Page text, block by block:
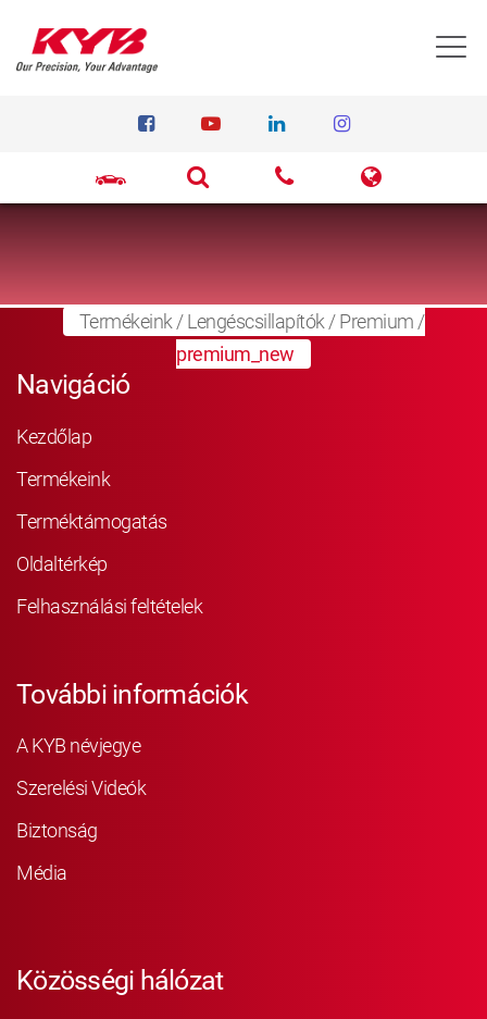
Termékeink /Lengéscsillapítók /Premium /
premium_new
Navigáció
Kezdőlap
Termékeink
Terméktámogatás
Oldaltérkép
Felhasználási feltételek
További információk
A KYB névjegye
Szerelési Videók
Biztonság
Média
Közösségi hálózat